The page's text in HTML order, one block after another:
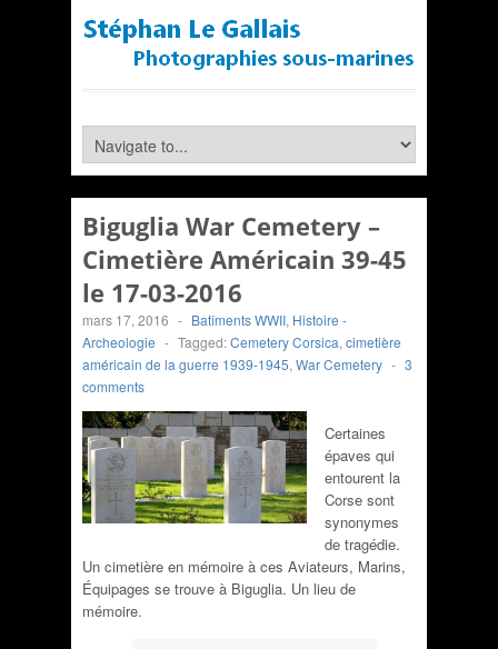
Biguglia War Cemetery –
Cimetière Américain 39-45
le 17-03-2016
mars 17, 2016 - Batîments WWII, Histoire -
Archeologie - Tagged:Cemetery Corsica, cimetière
américain de la guerre 1939-1945, War Cemetery - 3
comments
Certaines
épaves qui
entourent la
Corse sont
synonymes
de tragédie.
Un cimetière en mémoire à ces Aviateurs, Marins,
Équipages se trouve à Biguglia. Un lieu de
mémoire.